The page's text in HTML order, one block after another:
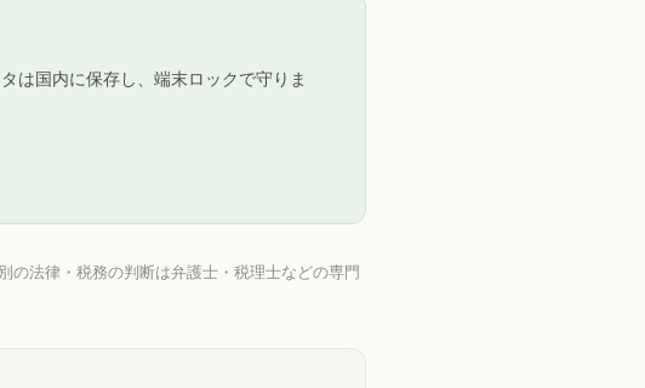
は国内に保存し、端末ロックで守りま
の法律・税務の判断は弁護士・税理士などの専門